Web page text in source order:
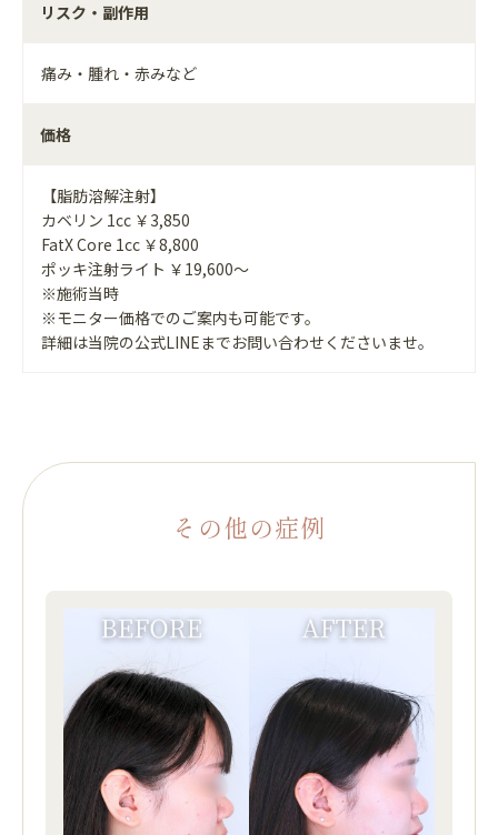
リスク・副作用
痛み・腫れ・赤みなど
価格
【脂肪溶解注射】
カベリン 1cc ￥3,850
FatX Core 1cc ￥8,800
ポッキ注射ライト ￥19,600～
※施術当時
※モニター価格でのご案内も可能です。
詳細は当院の公式LINEまでお問い合わせくださいませ。
その他の症例